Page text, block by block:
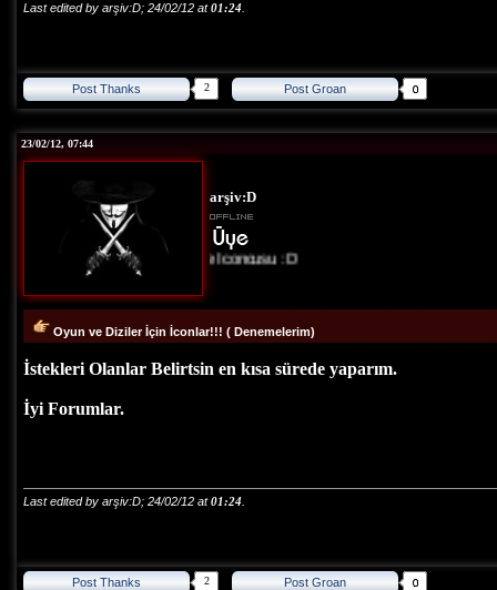
Last edited by arşiv:D; 24/02/12 at01:24
Post Thanks 2 Post Groan
23/02/12, 07:44
arşiv:D
Site İconcusu :D
Oyun ve Diziler İçin İconlar!!! ( Denemelerim)
İstekleri Olanlar Belirtsin en kısa sürede yaparım.
İyi Forumlar.
Last edited by arşiv:D; 24/02/12 at01:24
Post Thanks 2 Post Groan